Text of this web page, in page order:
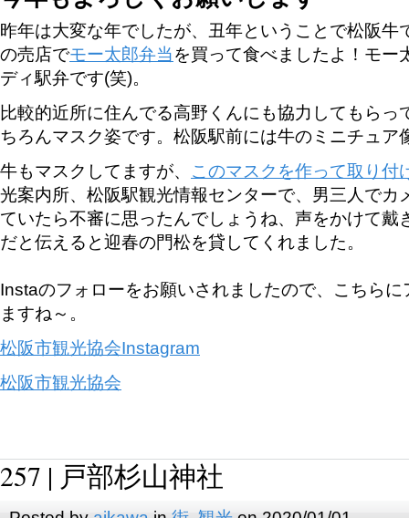
昨年は大変な年でしたが、丑年ということで松阪牛
の売店でモー太郎弁当を買って食べましたよ！モー
ディ駅弁です(笑)。
比較的近所に住んでる高野くんにも協力してもらっ
ちろんマスク姿です。松阪駅前には牛のミニチュア
牛もマスクしてますが、 このマスクを作って取り付
光案内所、松阪駅観光情報センターで、男三人でカ
ていたら不審に思ったんでしょうね、声をかけて戴
だと伝えると迎春の門松を貸してくれました。
Instaのフォローをお願いされましたので、こちら
ますね～。
松阪市観光協会Instagram
松阪市観光協会
257 | 戸部杉山神社